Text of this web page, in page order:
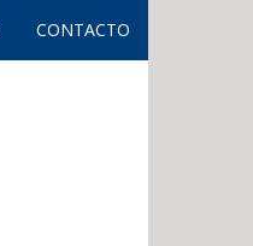
CONTACTO